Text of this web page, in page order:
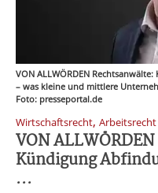
VON ALLWÖRDEN
– was kleine und mittlere
Foto: presseportal.de
Wirtschaftsrecht, Arbeitsrecht
VON
Kündigung
...